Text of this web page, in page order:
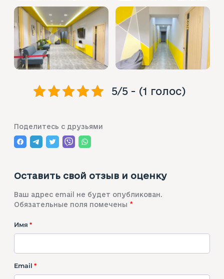
5/5 - (1 голос)
Поделитесь с друзьями
Оставить свой отзыв и оценку
Ваш адрес email не будет опубликован.
Обязательные поля помечены *
Имя *
Email *